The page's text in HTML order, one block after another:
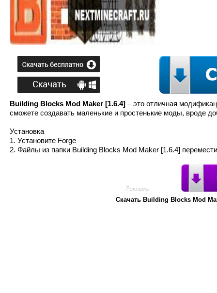
Building Blocks Mod Maker [1.6.4] – это отличная
сможете создавать маленькие и простенькие моды, вроде
Установка
1. Установите Forge
2. Файлы из папки Building Blocks Mod Maker [1.6.4]
Скачать Building Blocks Mod